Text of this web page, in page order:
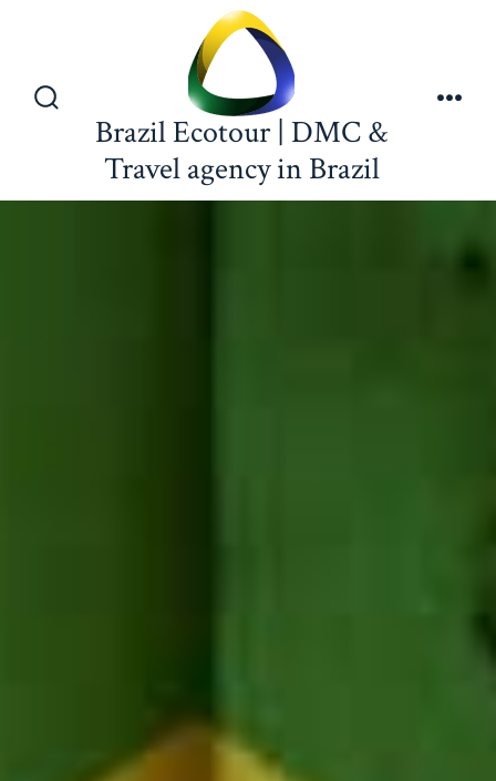
Brazil Ecotour | DMC &
Travel agency in Brazil